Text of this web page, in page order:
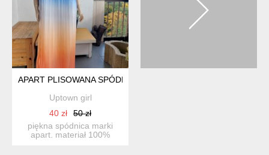
APART PLISOWANA SPÓDNICA NA GUMIE
Uptown girl
40 zł
50 zł
piękna spódnica marki
apart. materiał 100%